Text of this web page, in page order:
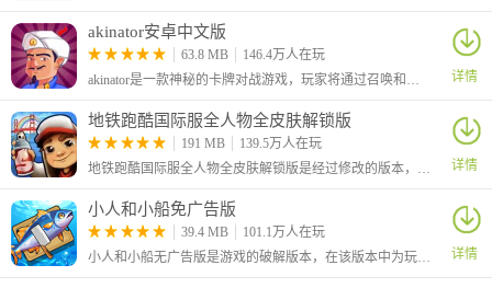
akinator安卓中文版
63.8 MB
146.4万人在玩
akinator是一款神秘的卡牌对战游戏，玩家将通过召唤和组合各种神秘的卡牌来战斗，感兴趣的小伙伴快来试试吧！
详情
地铁跑酷国际服全人物全皮肤解锁版
191 MB
139.5万人在玩
地铁跑酷国际服全人物全皮肤解锁版是经过修改的版本，大家在游戏中可以自由的选择角色，还解锁全部的皮肤，让你可以对角色进行自由的装扮，从而有着更加个性化的效果。
详情
小人和小船免广告版
39.4 MB
101.1万人在玩
小人和小船无广告版是游戏的破解版本，在该版本中为玩家去除了广告，玩家可以不看广告直接获得奖励。这是一款休闲模拟游戏，在游戏中玩家将化身为航海家，你需要做的就是不断的召唤钓鱼。
详情